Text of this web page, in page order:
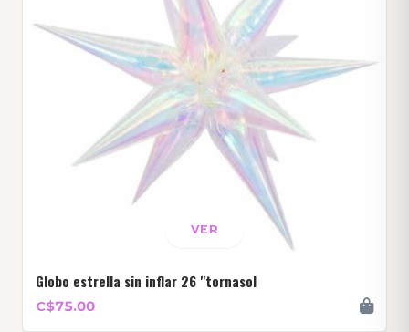
VER
Globo estrella sin inflar 26 "tornasol
C$75.00